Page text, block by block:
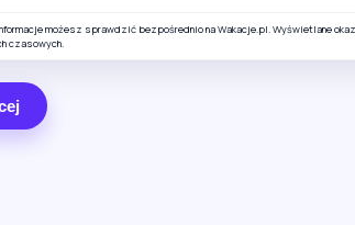
możesz sprawdzić bezpośrednio na Wakacje.pl. Wyświetlane
czasowych.